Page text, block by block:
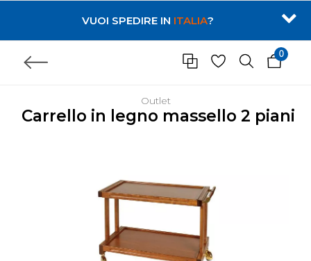
VUOI SPEDIRE IN ITALIA?
0
Outlet
Carrello in legno massello 2 piani